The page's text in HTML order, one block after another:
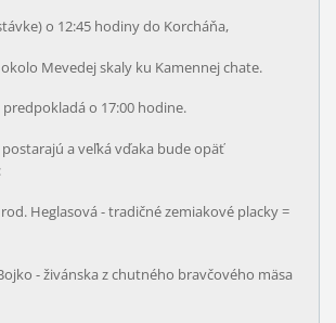
o 12:45 hodiny do Korcháňa,
Mevedej skaly ku Kamennej chate.
o 17:00 hodine.
a veľká vďaka bude opäť
Heglasová - tradičné zemiakové placky =
- živánska z chutného bravčového mäsa